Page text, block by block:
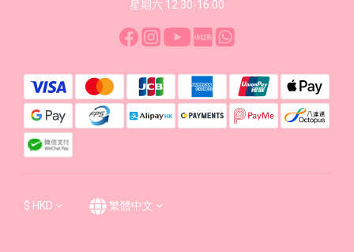
星期六 12:30-16:00
$ HKD 繁體中文